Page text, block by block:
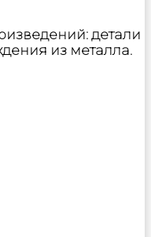
детали
из металла.